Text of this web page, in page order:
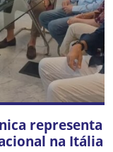
representa
na Itália